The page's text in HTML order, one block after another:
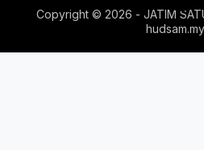
Copyright © 2026 - JATIM